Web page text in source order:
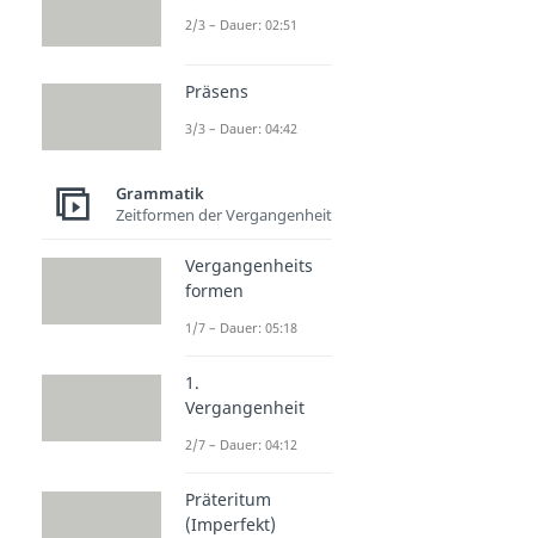
2/3 – Dauer: 02:51
Präsens
3/3 – Dauer: 04:42
Grammatik
Zeitformen der Vergangenheit
Vergangenheits
formen
1/7 – Dauer: 05:18
1.
Vergangenheit
2/7 – Dauer: 04:12
Präteritum
(Imperfekt)